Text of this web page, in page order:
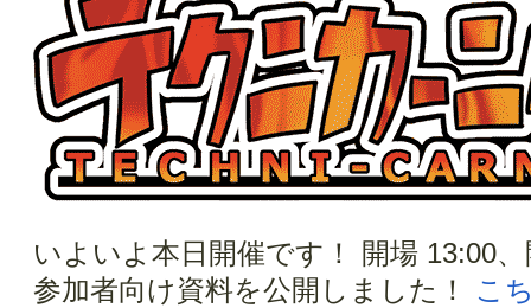
いよいよ本日開催です！ 開場 13:00
参加者向け資料を公開しました！
こ